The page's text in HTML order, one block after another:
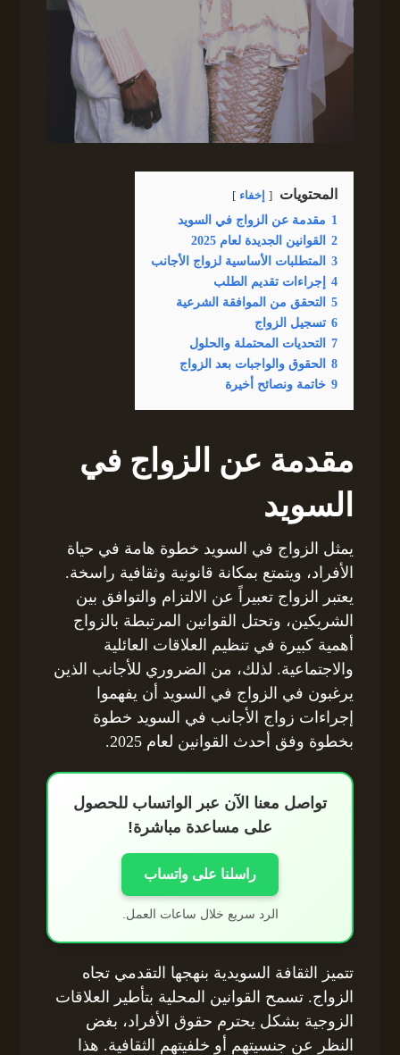
المحتويات إخفاء
1 مقدمة عن الزواج في السويد
2
القوانين الجديدة لعام 2025
3
المتطلبات الأساسية لزواج الأجانب
4
إجراءات تقديم الطلب
5
التحقق من الموافقة الشرعية
6 تسجيل الزواج
7
التحديات المحتملة والحلول
8
الحقوق والواجبات بعد الزواج
9 خاتمة ونصائح أخيرة
مقدمة عن الزواج في
السويد
يمثل الزواج في السويد خطوة هامة في حياة
الأفراد، ويتمتع بمكانة قانونية وثقافية راسخة.
يعتبر الزواج تعبيراً عن الالتزام والتوافق بين
الشريكين، وتحتل القوانين المرتبطة بالزواج
أهمية كبيرة في تنظيم العلاقات العائلية
والاجتماعية. لذلك، من الضروري للأجانب الذين
يرغبون في الزواج في السويد أن يفهموا
إجراءات زواج الأجانب في السويد خطوة
بخطوة وفق أحدث القوانين لعام 2025.
تواصل معنا الآن عبر الواتساب للحصول
على مساعدة مباشرة!
راسلنا على واتساب
الرد سريع خلال ساعات العمل.
تتميز الثقافة السويدية بنهجها التقدمي تجاه
الزواج. تسمح القوانين المحلية بتأطير العلاقات
الزوجية بشكل يحترم حقوق الأفراد، بغض
النظر عن جنسيتهم أو خلفيتهم الثقافية. هذا